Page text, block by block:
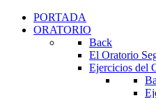
PORTADA
ORATORIO
Back
El Oratorio
Ejercicios del